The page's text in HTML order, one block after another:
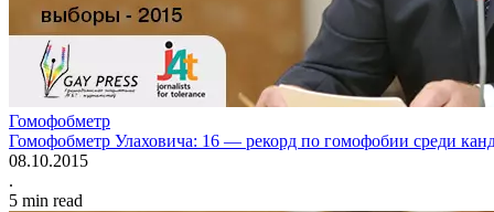
Гомофобметр
Гомофобметр Улаховича: 16 — рекорд по гомофобии среди
08.10.2015
.
5 min read